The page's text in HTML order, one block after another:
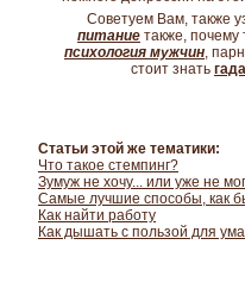
Советуем Вам, также
питание также, почему
психология мужчин,
стоит знать
Статьи этой же тематики:
Что такое стемпинг?
Зумуж не хочу... или уже не
Самые лучшие способы, как
Как найти работу
Как дышать с пользой для